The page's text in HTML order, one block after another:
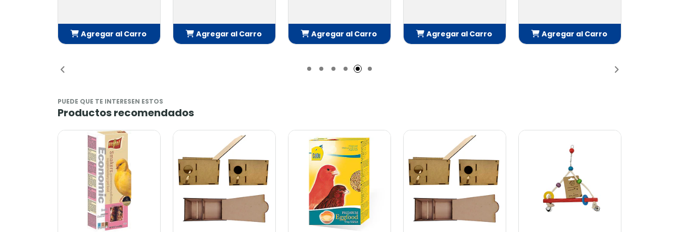
Agregar al Carro
Agregar al Carro
Agregar al Carro
Agregar al Carro
Agregar al Carro
Agregar al Carro
PUEDE QUE TE INTERESEN ESTOS
Productos recomendados